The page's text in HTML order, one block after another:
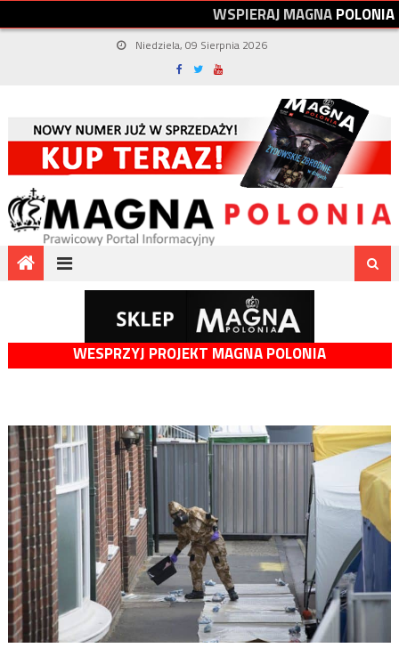
WSPIERAJMAGNAPOLONIA
Niedziela, 09 Sierpnia 2026
WESPRZYJ PROJEKT MAGNA POLONIA